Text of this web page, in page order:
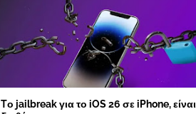
Tο jailbreak για το iOS 26 σε iPhone, είναι